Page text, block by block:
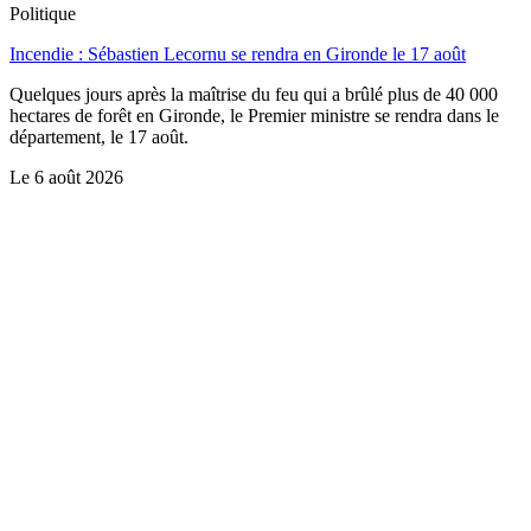
Politique
Incendie : Sébastien Lecornu se rendra en Gironde le 17 août
Quelques jours après la maîtrise du feu qui a brûlé plus de 40 000
hectares de forêt en Gironde, le Premier ministre se rendra dans le
département, le 17 août.
Le 6 août 2026